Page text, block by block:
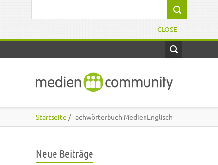
CLOSE
Startseite / Fachwörterbuch MedienEnglisch
Neue Beiträge